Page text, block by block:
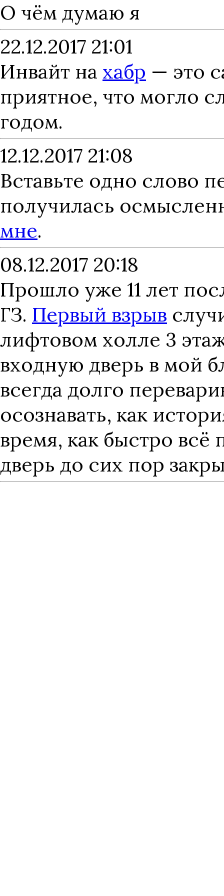
О чём думаю я
22.12.2017 21:01
Инвайт на хабр — это
приятное, что могло
годом.
12.12.2017 21:08
Вставьте одно слово
получилась
мне.
08.12.2017 20:18
Прошло уже 11 лет
ГЗ. Первый взрыв
лифтовом холле 3
входную дверь в мой
всегда долго
осознавать, как
время, как быстро всё
дверь до сих пор